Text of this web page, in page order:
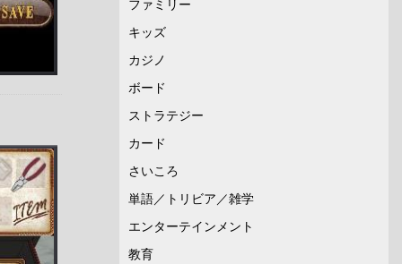
ファミリー
キッズ
カジノ
ボード
ストラテジー
カード
さいころ
単語／トリビア／雑学
エンターテインメント
教育